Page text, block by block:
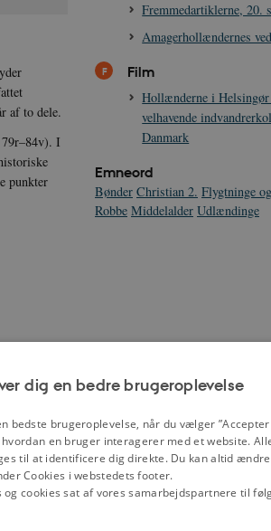
af to dele.
I
punkter
Fremmedartiklerne, 20.
Amagerhollændernes
Film
Hollænderne i
velhavende
Danmark
Emneord
Bønder Christian 2. Flygtninge
Robbe Middelalder Udlændinge
dig en bedre brugeroplevelse
bedste brugeroplevelse, når du vælger ”Accepter
en bruger interagerer med et website.
til at identificere dig direkte. Du kan altid
Cookies i webstedets footer.
cookies sat af vores samarbejdspartnere til